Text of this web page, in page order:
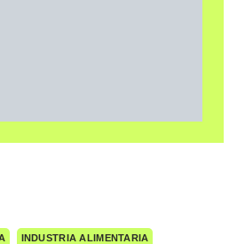
INDUSTRIA ALIMENTARIA